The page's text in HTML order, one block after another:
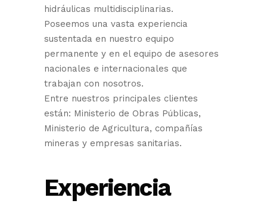
hidráulicas multidisciplinarias.
Poseemos una vasta experiencia
sustentada en nuestro equipo
permanente y en el equipo de asesores
nacionales e internacionales que
trabajan con nosotros.
Entre nuestros principales clientes
están: Ministerio de Obras Públicas,
Ministerio de Agricultura, compañías
mineras y empresas sanitarias.
Experiencia